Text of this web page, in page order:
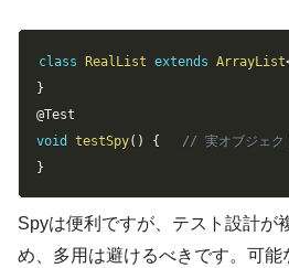
class RealList extends ArrayList
}
@Test
void
testSpy( ) {
// 実オブジェ
}
Spyは便利ですが、テスト設計が
め、多用は避けるべきです。可能